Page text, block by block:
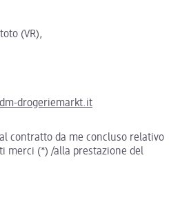
(VR),
drogeriemarkt.it
contratto da me concluso relativo
merci (*) /alla prestazione del